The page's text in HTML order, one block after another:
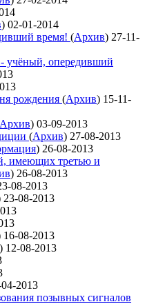
) 02-01-2014
время! (Архив) 27-11-
опередивший
рождения (Архив) 15-11-
Архив) 03-09-2013
(Архив) 27-08-2013
) 26-08-2013
имеющих третью и
) 26-08-2013
08-2013
23-08-2013
16-08-2013
) 12-08-2013
2013
позывных сигналов